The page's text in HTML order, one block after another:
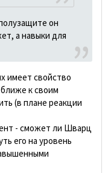
он
а навыки для
имеет свойство
к своим
(в плане реакции
- сможет ли Шварц
его на уровень